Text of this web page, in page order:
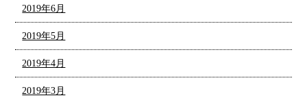
2019年6月
2019年5月
2019年4月
2019年3月